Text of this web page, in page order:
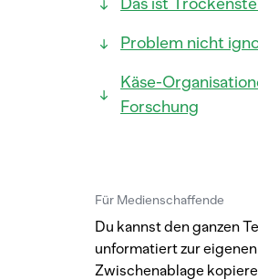
Problem nicht
Käse-
Forschung
Für Medienschaffende
Du kannst den ganzen
unformatiert zur
Zwischenablage